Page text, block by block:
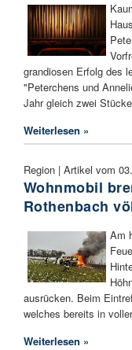
grandiosen Erfolg des
"Peterchens und
Jahr gleich zwei
Weiterlesen »
Region | Artikel vom
Wohnmobil
Rothenbach
Am
ausrücken. Beim
welches bereits in
Weiterlesen »